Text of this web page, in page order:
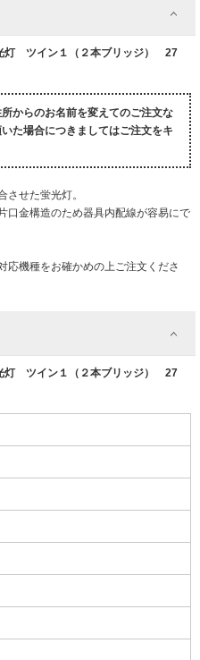
灯 ツイン１（２本ブリッジ） 27
からのお名前を変えてのご注文な
た場合につきましてはご注文をキ
させた蛍光灯。
口金構造のため器具内配線が容易にで
応機種をお確かめの上ご注文くださ
灯 ツイン１（２本ブリッジ） 27